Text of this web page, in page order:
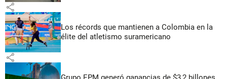
share
Los récords que mantienen a Colombia en la
élite del atletismo suramericano
share